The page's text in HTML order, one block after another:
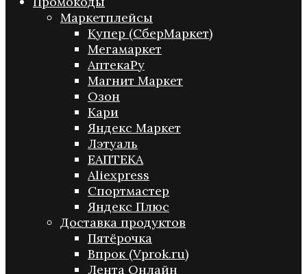
Маркетплейсы
Купер (СберМаркет)
Мегамаркет
АптекаРу
Магнит Маркет
Озон
Кари
Яндекс Маркет
Лэтуаль
ЕАПТЕКА
Aliexpress
Спортмастер
Яндекс Плюс
Доставка продуктов
Пятёрочка
Впрок (Vprok.ru)
Лента Онлайн